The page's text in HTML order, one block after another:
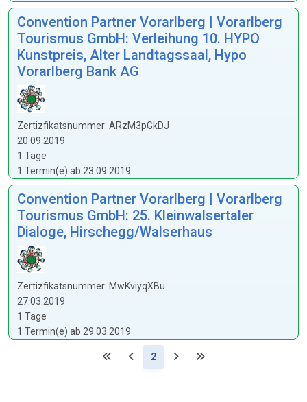
Convention Partner Vorarlberg | Vorarlberg
Tourismus GmbH: Verleihung 10. HYPO
Kunstpreis, Alter Landtagssaal, Hypo
Vorarlberg Bank AG
Zertizfikatsnummer: ARzM3pGkDJ
20.09.2019
1 Tage
1 Termin(e) ab 23.09.2019
Convention Partner Vorarlberg | Vorarlberg
Tourismus GmbH: 25. Kleinwalsertaler
Dialoge, Hirschegg/Walserhaus
Zertizfikatsnummer: MwKviyqXBu
27.03.2019
1 Tage
1 Termin(e) ab 29.03.2019
2(Aktuell)